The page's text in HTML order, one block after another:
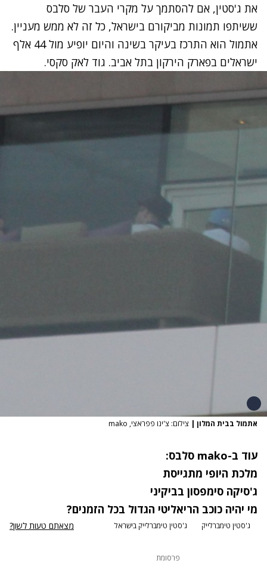
את ג'סטין, אם להסתמך על מקרי העבר של סלבס
ששיתפו תמונות מביקורם בישראל, כל זה לא ממש מעניין.
אתמול הוא התרכז בעיקר בשינה והיום יופיע מול 44 אלף
ישראלים בפארק הירקון בתל אביב. גוד לאק סקסי.
אתמול בבית המלון | צילום: צ'ינו פפראצי, mako
עוד ב-mako סלבס:
מלכת היופי מתגייסת
ג'סיקה סימפסון בביקיני
מי יהיה כוכב הריאליטי הגדול בכל הזמנים?
ג'סטין טימברלייק ג'סטין טימברלייק בישראל מצאתם טעות לשון?
פרסומת